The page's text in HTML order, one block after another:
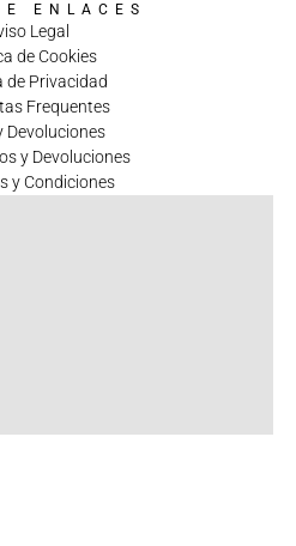
ENLACES
Legal
de Cookies
de Privacidad
Frequentes
Devoluciones
y Devoluciones
y Condiciones